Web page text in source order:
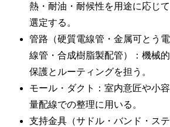
熱・耐油・耐候性を用途に応じて
選定する。
管路（硬質電線管・金属可とう電
線管・合成樹脂製配管）：機械的
保護とルーティングを担う。
モール・ダクト：室内意匠や小容
量配線での整理に用いる。
支持金具（サドル・バンド・ステ